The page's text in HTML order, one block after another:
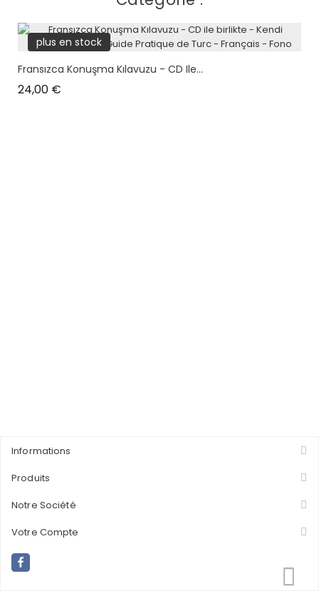
plus en stock
Fransızca Konuşma Kılavuzu - CD Ile...
24,00 €
Informations
Produits
Notre Société
Votre Compte